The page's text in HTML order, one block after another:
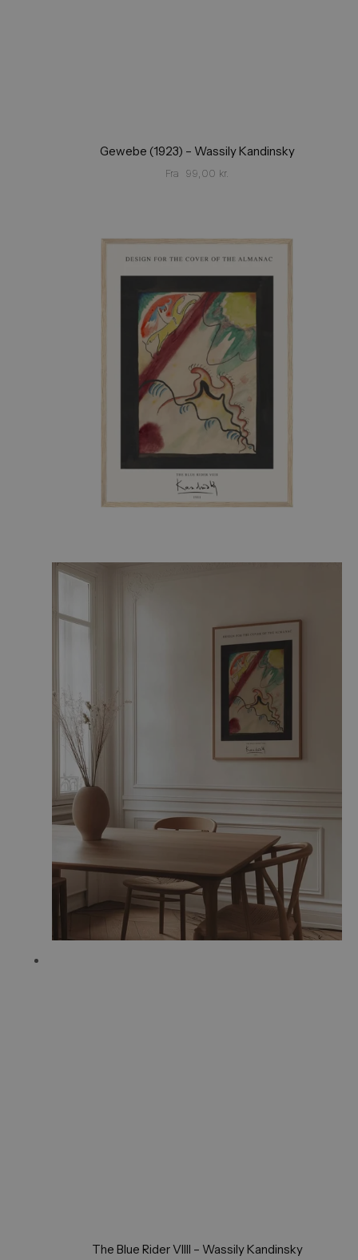
Gewebe (1923) – Wassily Kandinsky
Fra 99,00 kr.
The Blue Rider VIIII – Wassily Kandinsky